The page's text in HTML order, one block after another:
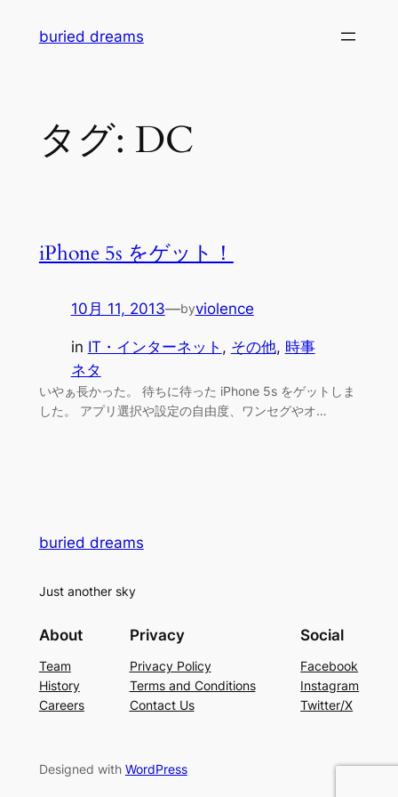
buried dreams
タグ: DC
iPhone 5s をゲット！
10月 11, 2013—byviolence
in IT・インターネット , その他, 時事
ネタ
いやぁ長かった。 待ちに待った iPhone 5s をゲットしま
した。 アプリ選択や設定の自由度、ワンセグやオ…
buried dreams
Just another sky
About
Team
History
Careers
Privacy
Privacy Policy
Terms and Conditions
Contact Us
Social
Facebook
Instagram
Twitter/X
Designed with WordPress